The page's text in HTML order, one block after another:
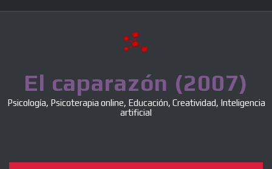
El caparazón (2007)
Psicología, Psicoterapia online, Educación, Creatividad, Inteligencia
artificial